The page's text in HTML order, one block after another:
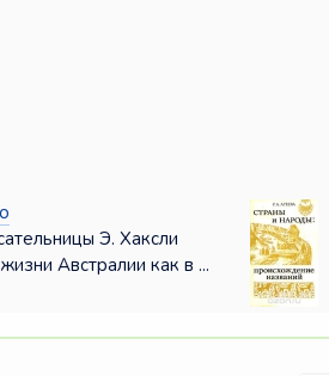
Э. Хаксли
Австралии как в ...